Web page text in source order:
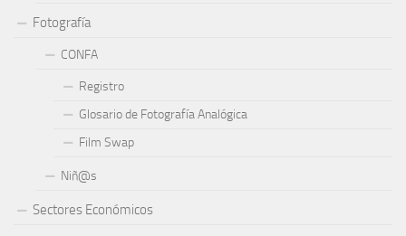
Fotografía
CONFA
Registro
Glosario de Fotografía Analógica
Film Swap
Niñ@s
Sectores Económicos